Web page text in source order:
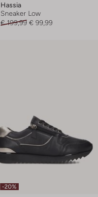
Hassia
Sneaker Low
€ 199,99 € 99,99
-20%